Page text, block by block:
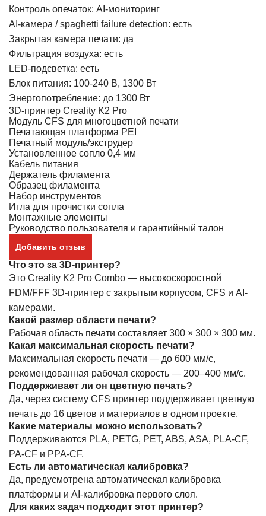
Контроль опечаток: AI-мониторинг
AI-камера / spaghetti failure detection: есть
Закрытая камера печати: да
Фильтрация воздуха: есть
LED-подсветка: есть
Блок питания: 100-240 В, 1300 Вт
Энергопотребление: до 1300 Вт
3D-принтер Creality K2 Pro
Модуль CFS для многоцветной печати
Печатающая платформа PEI
Печатный модуль/экструдер
Установленное сопло 0,4 мм
Кабель питания
Держатель филамента
Образец филамента
Набор инструментов
Игла для прочистки сопла
Монтажные элементы
Руководство пользователя и гарантийный талон
Добавить отзыв
Что это за 3D-принтер?
Это Creality K2 Pro Combo — высокоскоростной
FDM/FFF 3D-принтер с закрытым корпусом, CFS и AI-
камерами.
Какой размер области печати?
Рабочая область печати составляет 300 × 300 × 300 мм.
Какая максимальная скорость печати?
Максимальная скорость печати — до 600 мм/с,
рекомендованная рабочая скорость — 200–400 мм/с.
Поддерживает ли он цветную печать?
Да, через систему CFS принтер поддерживает цветную
печать до 16 цветов и материалов в одном проекте.
Какие материалы можно использовать?
Поддерживаются PLA, PETG, PET, ABS, ASA, PLA-CF,
PA-CF и PPA-CF.
Есть ли автоматическая калибровка?
Да, предусмотрена автоматическая калибровка
платформы и AI-калибровка первого слоя.
Для каких задач подходит этот принтер?